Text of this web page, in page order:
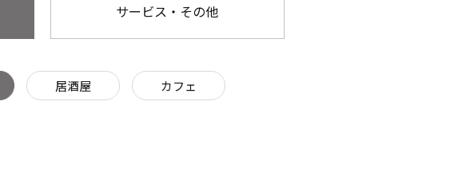
サービス・その他
居酒屋 カフェ